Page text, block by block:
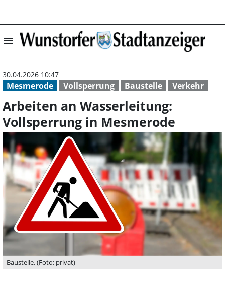
menu Arbeiten an
Mesmerode Vollsperrung Baustelle Verkehr
30.04.2026 10:47
Arbeiten an Wasserleitung:
Vollsperrung in Mesmerode
Baustelle. (Foto: privat)